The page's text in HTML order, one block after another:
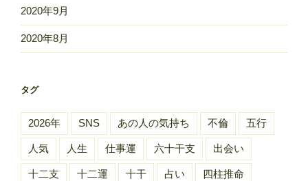
2020年9月
2020年8月
タグ
2026年 SNS あの人の気持ち 不倫 五行
人気 人生 仕事運 六十干支 出会い
十二支 十二運 十干 占い 四柱推命